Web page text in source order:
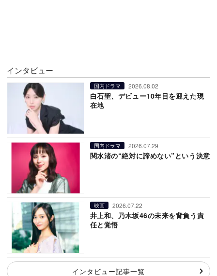
インタビュー
国内ドラマ 2026.08.02
白石聖、デビュー10年目を迎えた現
在地
国内ドラマ 2026.07.29
関水渚の“絶対に諦めない”という決意
映画 2026.07.22
井上和、乃木坂46の未来を背負う責
任と覚悟
インタビュー記事一覧